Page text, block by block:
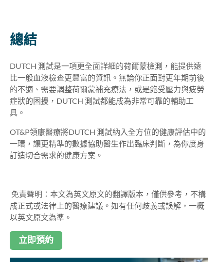
總結
DUTCH 測試是一項更全面詳細的荷爾蒙檢測，能提供遠
比一般血液檢查更豐富的資訊。無論你正面對更年期前後
的不適、需要調整荷爾蒙補充療法，或是飽受壓力與疲勞
症狀的困擾，DUTCH 測試都能成為非常可靠的輔助工
具。
OT&P領康醫療將DUTCH 測試納入全方位的健康評估中的
一環，讓更精準的數據協助醫生作出臨床判斷，為你度身
訂造切合需求的健康方案。
免責聲明：本文為英文原文的翻譯版本，僅供參考，不構
成正式或法律上的醫療建議。如有任何歧義或誤解，一概
以英文原文為準。
立即預約